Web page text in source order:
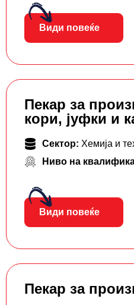
Види повеќе
Пекар за
кори, јуфки и
Сектор: Хемија и
Ниво на
Види повеќе
Пекар за